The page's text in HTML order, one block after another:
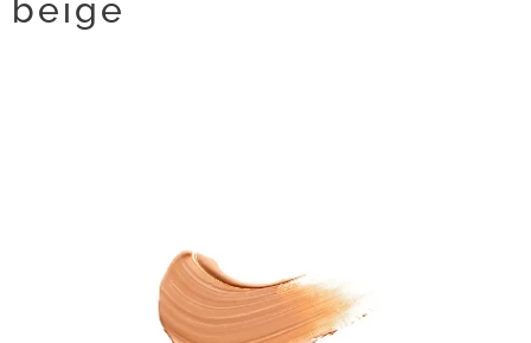
beige